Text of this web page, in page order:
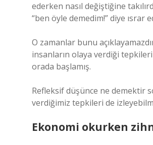
ederken nasıl değiştiğine
“ben öyle demedim!” diye ısrar
O zamanlar bunu
insanların olaya verdiği
orada başlamış.
Refleksif düşünce ne demektir
verdiğimiz tepkileri de
Ekonomi okurken